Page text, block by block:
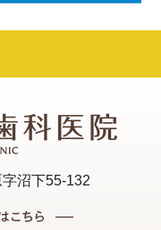
沼下55-132